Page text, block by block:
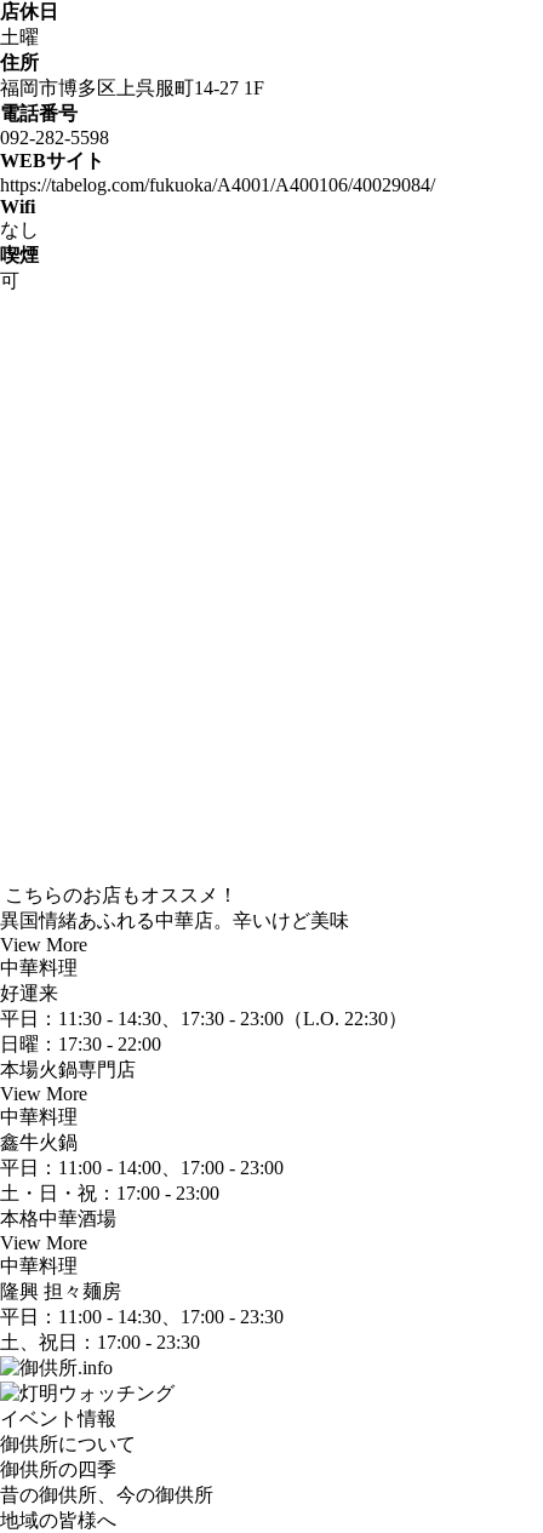
店休日
土曜
住所
福岡市博多区上呉服町14-27 1F
電話番号
092-282-5598
WEBサイト
https://tabelog.com/fukuoka/A4001/A400106/40029084/
Wifi
なし
喫煙
可
こちらのお店もオススメ！
異国情緒あふれる中華店。辛いけど美味
View More
中華料理
好運来
平日：11:30 - 14:30、17:30 - 23:00（L.O. 22:30）
日曜：17:30 - 22:00
本場火鍋専門店
View More
中華料理
鑫牛火鍋
平日：11:00 - 14:00、17:00 - 23:00
土・日・祝：17:00 - 23:00
本格中華酒場
View More
中華料理
隆興 担々麺房
平日：11:00 - 14:30、17:00 - 23:30
土、祝日：17:00 - 23:30
イベント情報
御供所について
御供所の四季
昔の御供所、今の御供所
地域の皆様へ